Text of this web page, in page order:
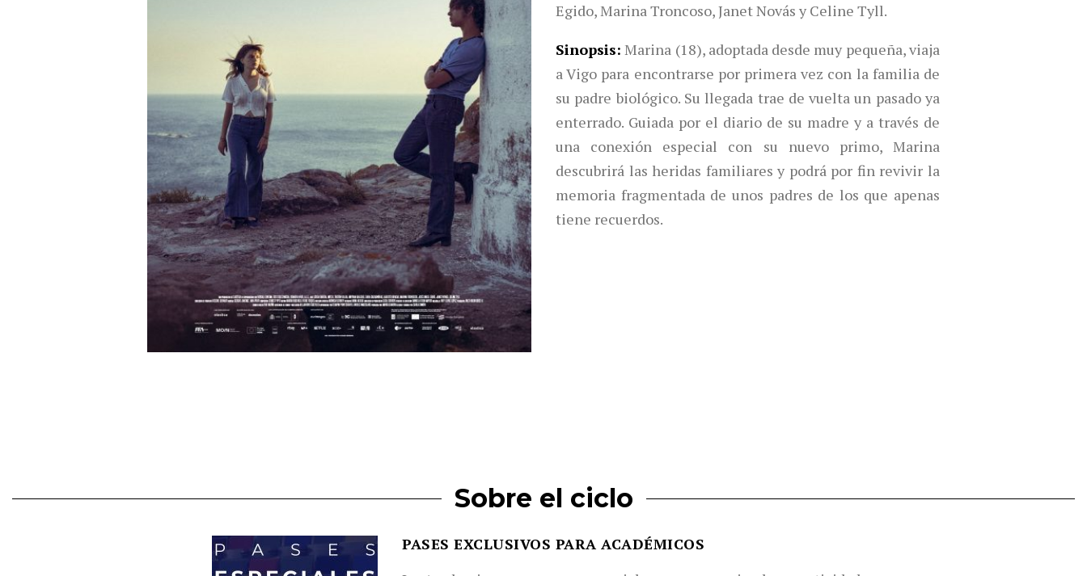
Egido, Marina Troncoso, Janet Novás y Celine Tyll.
Sinopsis Marina (18), adoptada desde muy pequeña, viaja
a Vigo para encontrarse por primera vez con la familia de
su padre biológico. Su llegada trae de vuelta un pasado ya
enterrado. Guiada por el diario de su madre y a través de
una conexión especial con su nuevo primo, Marina
descubrirá las heridas familiares y podrá por fin revivir la
memoria fragmentada de unos padres de los que apenas
tiene recuerdos.
Sobre el ciclo
PASES EXCLUSIVOS PARA ACADÉMICOS